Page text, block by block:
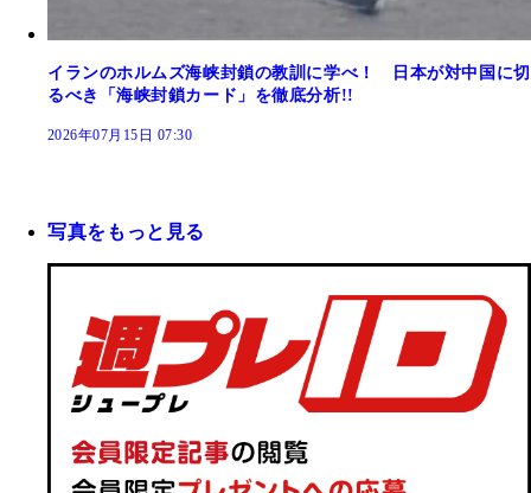
イランのホルムズ海峡封鎖の教訓に学べ！ 日本が対中国に切
るべき「海峡封鎖カード」を徹底分析!!
2026年07月15日 07:30
写真をもっと見る